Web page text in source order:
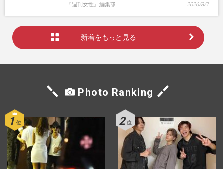
『週刊女性』編集部 2026/8/7
新着をもっと見る
Photo Ranking